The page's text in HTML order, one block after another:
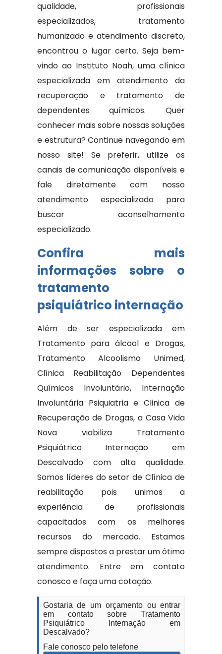
qualidade, profissionais
especializados, tratamento
humanizado e atendimento discreto,
encontrou o lugar certo. Seja bem-
vindo ao Instituto Noah, uma clínica
especializada em atendimento da
recuperação e tratamento de
dependentes químicos. Quer
conhecer mais sobre nossas soluções
e estrutura? Continue navegando em
nosso site! Se preferir, utilize os
canais de comunicação disponíveis e
fale diretamente com nosso
atendimento especializado para
buscar aconselhamento
especializado.
Confira mais
informações sobre o
tratamento
psiquiátrico internação
Além de ser especializada em
Tratamento para álcool e Drogas,
Tratamento Alcoolismo Unimed,
Clínica Reabilitação Dependentes
Químicos Involuntário, Internação
Involuntária Psiquiatria e Clinica de
Recuperação de Drogas, a Casa Vida
Nova viabiliza Tratamento
Psiquiátrico Internação em
Descalvado com alta qualidade.
Somos líderes do setor de Clínica de
reabilitação pois unimos a
experiência de profissionais
capacitados com os melhores
recursos do mercado. Estamos
sempre dispostos a prestar um ótimo
atendimento. Entre em contato
conosco e faça uma cotação.
Gostaria de um orçamento ou entrar
em contato sobre Tratamento
Psiquiátrico Internação em
Descalvado?
Fale conosco pelo telefone